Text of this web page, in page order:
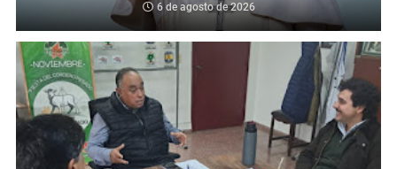
6 de agosto de 2026